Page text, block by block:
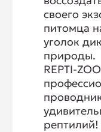
своего
питомца
уголок
природы.
REPTI-
рептилий!